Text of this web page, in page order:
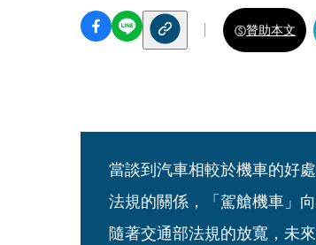
贊助本文
當談到汽車相較於機車的好
法規的關係，「駕艙機車」
隨著交通部法規的放寬，未